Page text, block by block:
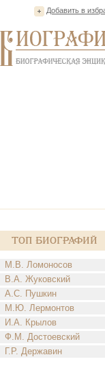
Добавить в
Топ Биографий
М.В. Ломоносов
В.А. Жуковский
А.С. Пушкин
М.Ю. Лермонтов
И.А. Крылов
Ф.М. Достоевский
Г.Р. Державин